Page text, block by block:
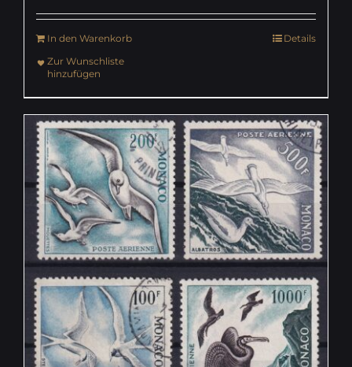
In den Warenkorb
Details
Zur Wunschliste
hinzufügen